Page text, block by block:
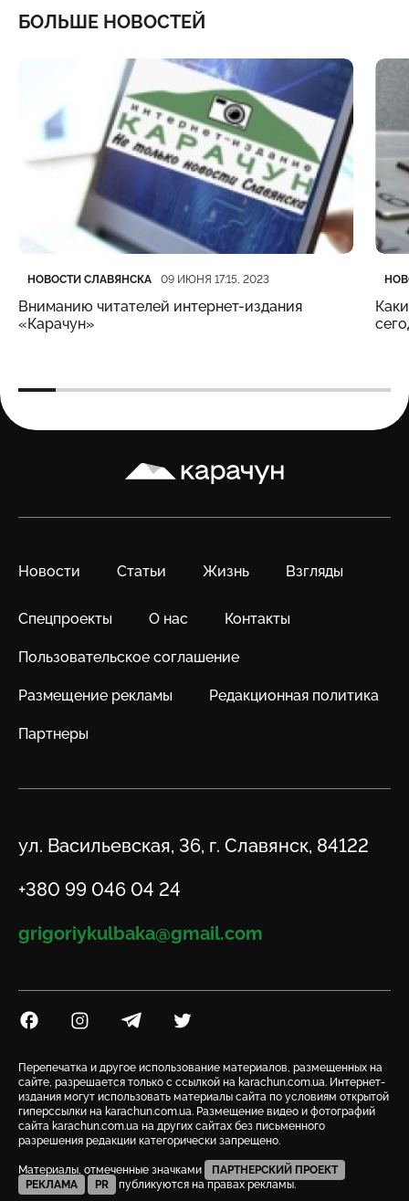
БОЛЬШЕ НОВОСТЕЙ
Категория
НОВОСТИ СЛАВЯНСКА
Дата публикации 09 ИЮНЯ 17:15, 2023
Вниманию читателей интернет-издания
«Карачун»
Карачун
Новости Статьи Жизнь Взгляды
Спецпроекты О нас Контакты
Пользовательское соглашение
Размещение рекламы Редакционная политика
Партнеры
Адрес
ул. Васильевская, 36, г. Славянск, 84122
Телефон
+380 99 046 04 24
Email
grigoriykulbaka@gmail.com
Посилання на Facebook
Посилання на Instagram
Посилання на Telegram
Посилання на Twitter
Перепечатка и другое использование материалов, размещенных на
сайте, разрешается только с ссылкой на karachun.com.ua. Интернет-
издания могут использовать материалы сайта по условиям открытой
гиперссылки на karachun.com.ua. Размещение видео и фотографий
сайта karachun.com.ua на других сайтах без письменного
разрешения редакции категорически запрещено.
Материалы, отмеченные значками
ПАРТНЕРСКИЙ ПРОЕКТ
РЕКЛАМА
PR публикуются на правах рекламы.